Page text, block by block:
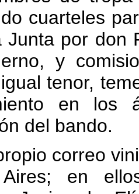
cuarteles
Junta por don
y
tenor,
en los
del bando.
correo
Aires; en